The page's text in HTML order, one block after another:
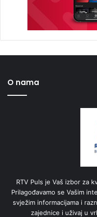
O nama
RTV Puls je Vaš izbor za
Prilagođavamo se Vašim
svježim informacijama i
zajednice i uživaj u